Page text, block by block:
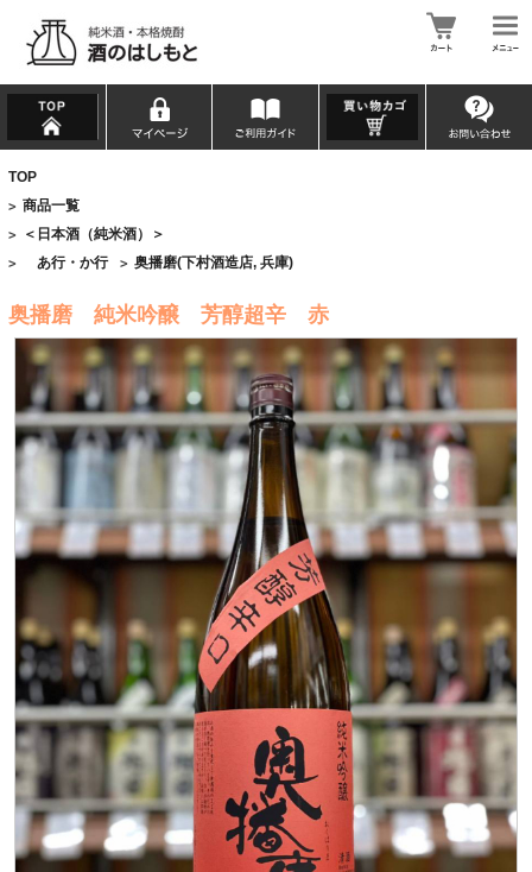
TOP
> 商品一覧
> ＜日本酒（純米酒）＞
> あ行・か行 > 奥播磨(下村酒造店, 兵庫)
奥播磨 純米吟醸 芳醇超辛 赤